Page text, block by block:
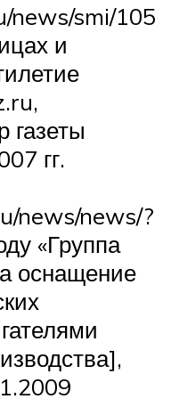
smi/105
и
газеты
гг.
news/news/?
«Группа
оснащение